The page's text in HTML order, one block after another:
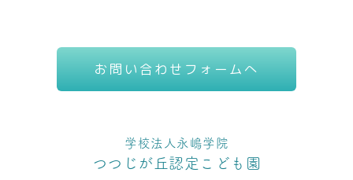
お問い合わせフォームへ
学校法人永嶋学院
つつじが丘認定こども園